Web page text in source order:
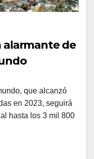
alarmante de
que alcanzó
en 2023, seguirá
hasta los 3 mil 800